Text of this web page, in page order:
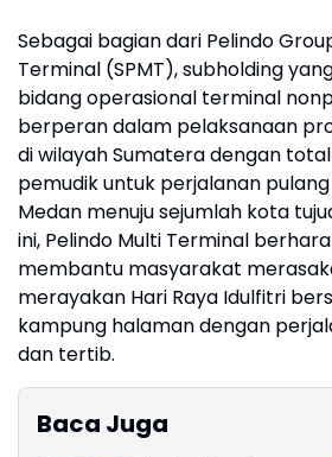
Sebagai bagian dari Pelindo
Terminal (SPMT), subholding
bidang operasional terminal
berperan dalam pelaksanaan
di wilayah Sumatera dengan
pemudik untuk perjalanan
Medan menuju sejumlah kota
ini, Pelindo Multi Terminal
membantu masyarakat
merayakan Hari Raya Idulfitri
kampung halaman dengan
dan tertib.
Baca Juga